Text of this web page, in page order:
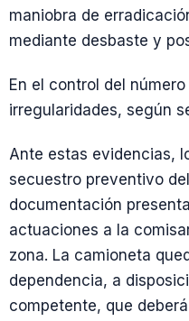
maniobra de
mediante desbaste y
En el control del
irregularidades, según
Ante estas evidencias,
secuestro preventivo
documentación
actuaciones a la
zona. La camioneta
dependencia, a
competente, que